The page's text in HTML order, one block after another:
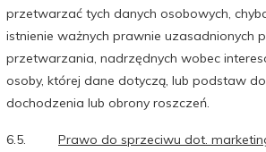
przetwarzać tych danych osobowych,
istnienie ważnych prawnie uzasadnionych
przetwarzania, nadrzędnych wobec
osoby, której dane dotyczą, lub podstaw
dochodzenia lub obrony roszczeń.
6.5. Prawo do sprzeciwu dot.